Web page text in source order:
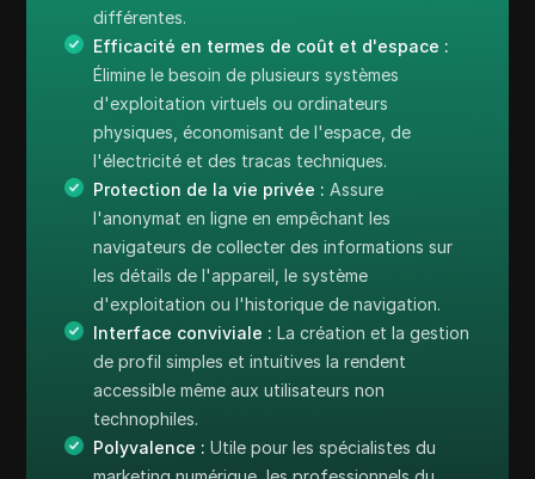
différentes.
Efficacité en termes de coût et d'espace :
Élimine le besoin de plusieurs systèmes
d'exploitation virtuels ou ordinateurs
physiques, économisant de l'espace, de
l'électricité et des tracas techniques.
Protection de la vie privée : Assure
l'anonymat en ligne en empêchant les
navigateurs de collecter des informations sur
les détails de l'appareil, le système
d'exploitation ou l'historique de navigation.
Interface conviviale : La création et la gestion
de profil simples et intuitives la rendent
accessible même aux utilisateurs non
technophiles.
Polyvalence : Utile pour les spécialistes du